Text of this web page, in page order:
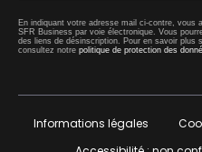
En indiquant votre adresse mail ci-contre, vous
SFR Business par voie électronique. Vous
des liens de désinscription. Pour en savoir plus
consultez notre politique de protection des
Informations légales